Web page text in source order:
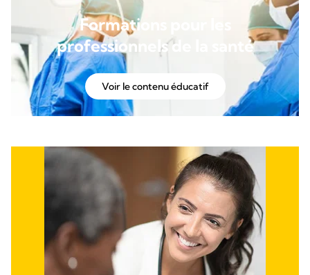
Formations pour les
professionnels de la santé
Voir le contenu éducatif